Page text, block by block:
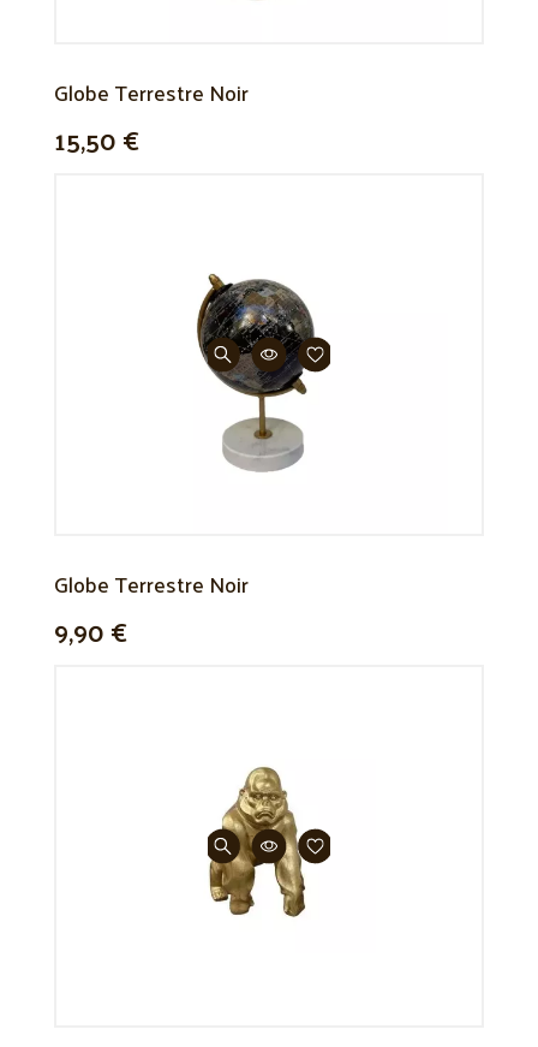
Globe Terrestre Noir
15,50 €
Globe Terrestre Noir
9,90 €